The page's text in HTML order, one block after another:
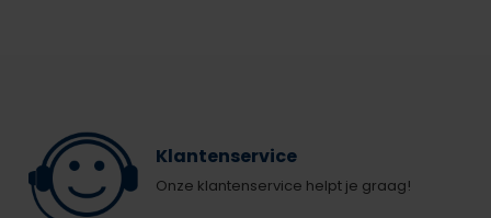
Klantenservice
Onze klantenservice helpt je graag!